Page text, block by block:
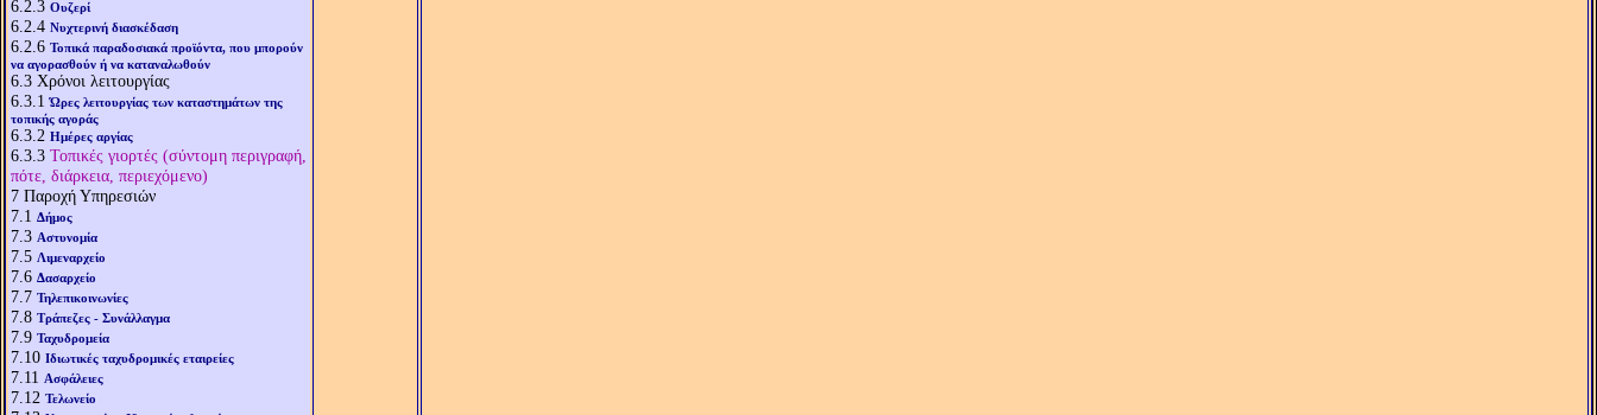
6.2.3 Ουζερί
6.2.4 Νυχτερινή διασκέδαση
6.2.6 Τοπικά παραδοσιακά προϊόντα, που μπορούν
να αγορασθούν ή να καταναλωθούν
6.3 Χρόνοι λειτουργίας
6.3.1Ώρες λειτουργίας των καταστημάτων της
τοπικής αγοράς
6.3.2 Ημέρες αργίας
6.3.3 Τοπικές γιορτές (σύντομη περιγραφή,
πότε, διάρκεια, περιεχόμενο)
7 Παροχή Υπηρεσιών
7.1 Δήμος
7.3 Αστυνομία
7.5 Λιμεναρχείο
7.6 Δασαρχείο
7.7 Τηλεπικοινωνίες
7.8 Τράπεζες - Συνάλλαγμα
7.9 Ταχυδρομεία
7.10 Ιδιωτικές ταχυδρομικές εταιρείες
7.11 Ασφάλειες
7.12 Τελωνείο